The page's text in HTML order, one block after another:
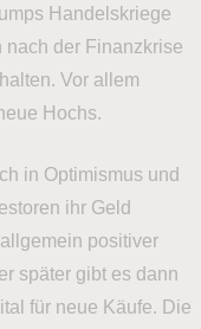
Handelskriege
nach der Finanzkrise
Vor allem
Hochs.
in Optimismus und
ihr Geld
positiver
später gibt es dann
für neue Käufe. Die